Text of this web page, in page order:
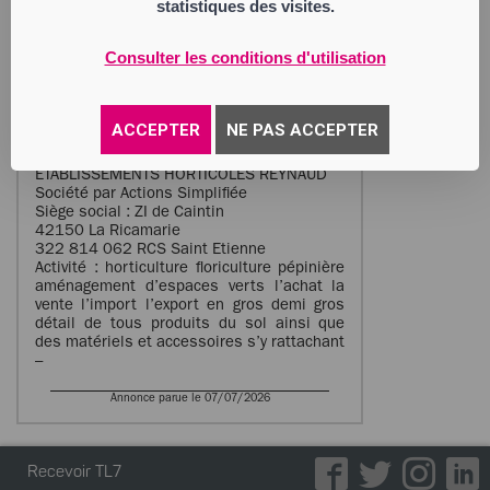
statistiques des visites.
Consulter les conditions d'utilisation
ACCEPTER NE PAS ACCEPTER
Fabrice Chretien le century 8 rue Blanqui
au mandataire judiciaire ou sur le portail
2 et L. 814–13 du code de commerce dans
les deux mois de la publication au
ETABLISSEMENTS HORTICOLES REYNAUD
Société par Actions Simplifiée
Siège social : ZI de Caintin
42150 La Ricamarie
322 814 062 RCS Saint Etienne
Activité : horticulture floriculture pépinière
aménagement d’espaces verts l’achat la
vente l’import l’export en gros demi gros
détail de tous produits du sol ainsi que
des matériels et accessoires s’y rattachant
–
Annonce parue le 07/07/2026
Recevoir TL7